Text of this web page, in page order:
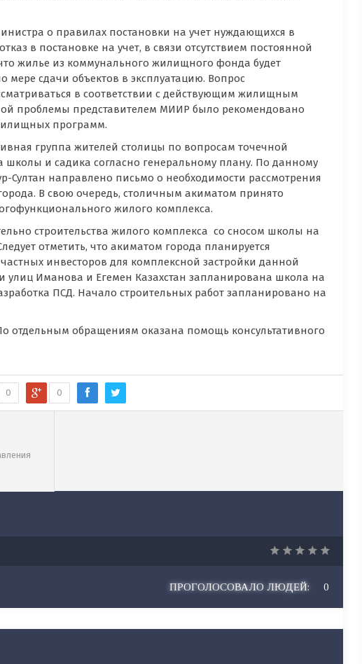
о правилах постановки на учет нуждающихся в
в постановке на учет, в связи отсутствием постоянной
жилье из коммунального жилищного фонда будет
мере сдачи объектов в эксплуатацию. Вопрос
в соответствии с действующим жилищным
проблемы представителем МИИР было рекомендовано
программ.
группа жителей столицы по вопросам точечной
школы и садика согласно генеральному плану. По данному
Султан направлено письмо о необходимости рассмотрения
В свою очередь, столичным акиматом принято
жилого комплекса.
строительства жилого комплекса со сносом школы на
отметить, что акиматом города планируется
инвесторов для комплексной застройки данной
улиц Иманова и Егемен Казахстан запланирована школа на
ПСД. Начало строительных работ запланировано на
отдельным обращениям оказана помощь консультативного
0 0
ПРОГОЛОСОВАЛО ЛЮДЕЙ: 0